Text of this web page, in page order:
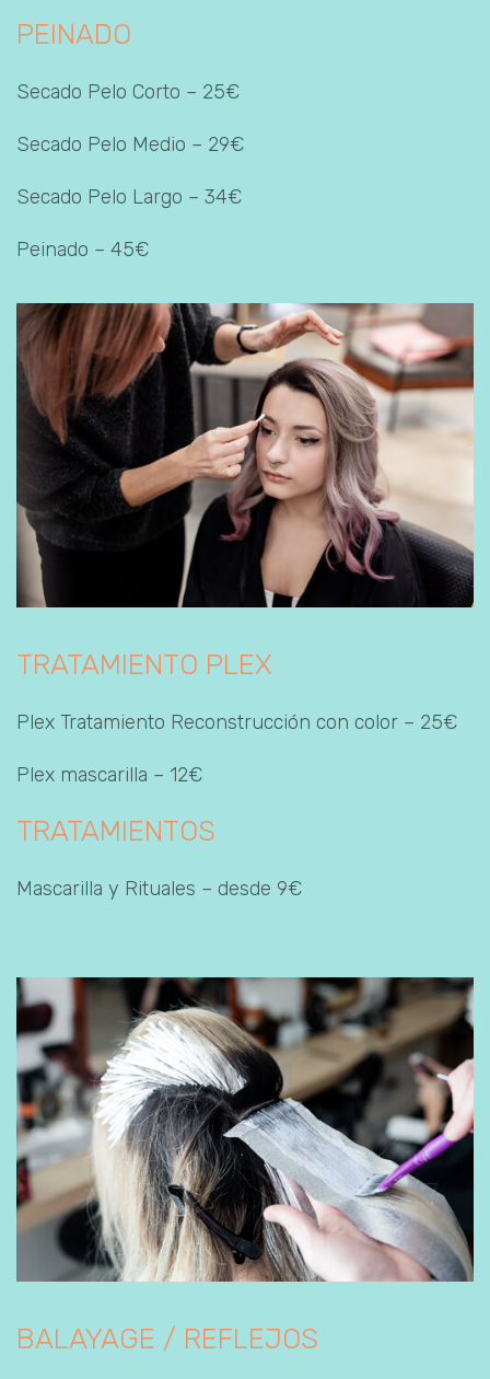
PEINADO
Secado Pelo Corto – 25€
Secado Pelo Medio – 29€
Secado Pelo Largo – 34€
Peinado – 45€
TRATAMIENTO PLEX
Plex Tratamiento Reconstrucción con color – 25€
Plex mascarilla – 12€
TRATAMIENTOS
Mascarilla y Rituales – desde 9€
BALAYAGE / REFLEJOS